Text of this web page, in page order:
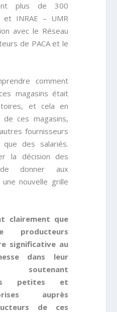
plus de 300
et INRAE – UMR
avec le Réseau
de PACA et le
comment
magasins était
et cela en
ces magasins,
fournisseurs
des salariés.
la décision des
donner aux
nouvelle grille
clairement que
producteurs
significative au
dans leur
petites et
auprès
de ces